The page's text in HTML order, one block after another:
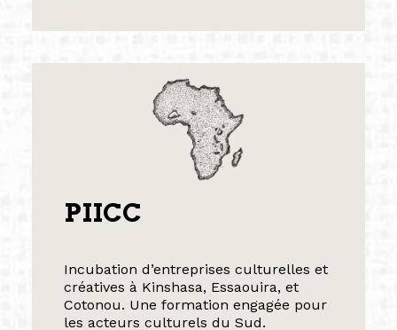
PIICC
Incubation d’entreprises culturelles et
créatives à Kinshasa, Essaouira, et
Cotonou. Une formation engagée pour
les acteurs culturels du Sud.